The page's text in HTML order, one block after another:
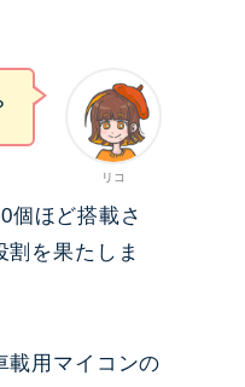
リコ
個ほど搭載さ
を果たしま
載用マイコンの